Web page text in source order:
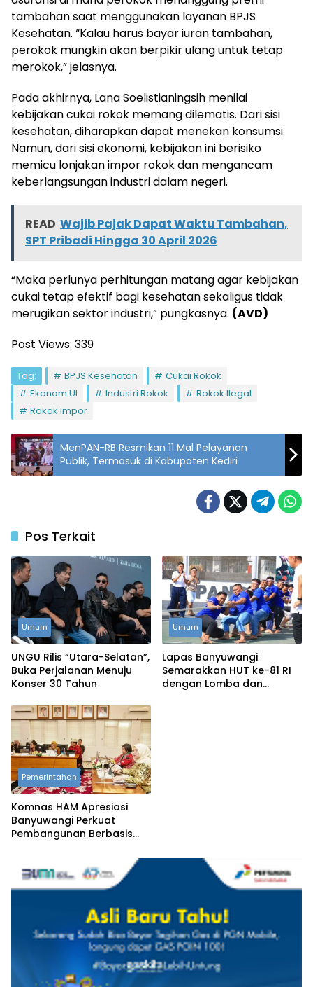
tambahan saat menggunakan layanan BPJS
Kesehatan. “Kalau harus bayar iuran tambahan,
perokok mungkin akan berpikir ulang untuk tetap
merokok,” jelasnya.
Pada akhirnya, Lana Soelistianingsih menilai
kebijakan cukai rokok memang dilematis. Dari sisi
kesehatan, diharapkan dapat menekan konsumsi.
Namun, dari sisi ekonomi, kebijakan ini berisiko
memicu lonjakan impor rokok dan mengancam
keberlangsungan industri dalam negeri.
READ Wajib Pajak Dapat Waktu Tambahan,
SPT Pribadi Hingga 30 April 2026
“Maka perlunya perhitungan matang agar kebijakan
cukai tetap efektif bagi kesehatan sekaligus tidak
merugikan sektor industri,” pungkasnya. (AVD)
Post Views: 339
Tag: BPJS Kesehatan
Cukai Rokok
Ekonom UI
Industri Rokok
Rokok Ilegal
Rokok Impor
MenPAN-RB Resmikan 11 Mal Pelayanan
Publik, Termasuk di Kabupaten Kediri
Pos Terkait
Umum
UNGU Rilis “Utara-Selatan”,
Buka Perjalanan Menuju
Konser 30 Tahun
Umum
Lapas Banyuwangi
Semarakkan HUT ke-81 RI
dengan Lomba dan
Pemerintahan
Komnas HAM Apresiasi
Banyuwangi Perkuat
Pembangunan Berbasis